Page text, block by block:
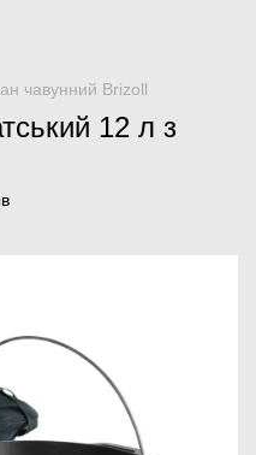
чавунний Brizoll
12 л з